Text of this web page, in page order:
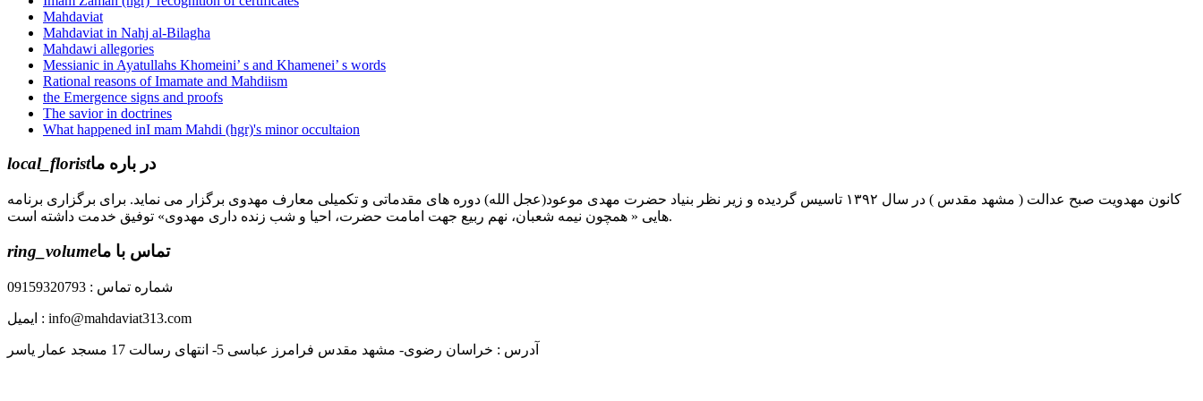
Mahdaviat
Mahdaviat in Nahj al-Bilagha
Mahdawi allegories
Messianic in Ayatullahs Khomeini’ s and Khamenei’ s words
Rational reasons of Imamate and Mahdiism
the Emergence signs and proofs
The savior in doctrines
What happened inI mam Mahdi (hgr)'s minor occultaion
local_floristدر باره ما
کانون مهدویت صبح عدالت ( مشهد مقدس ) در سال ۱۳۹۲ تاسیس گردیده و زیر نظر بنیاد حضرت مهدی موعود(عجل الله) دوره های مقدماتی و تکمیلی معارف مهدوی برگزار می نماید. برای برگزاری برنامه
هایی « همچون نیمه شعبان، نهم ربیع جهت امامت حضرت، احیا و شب زنده داری مهدوی» توفیق خدمت داشته است.
ring_volumeتماس با ما
شماره تماس : 09159320793
ایمیل : info@mahdaviat313.com
آدرس : خراسان رضوی- مشهد مقدس فرامرز عباسی 5- انتهای رسالت 17 مسجد عمار یاسر